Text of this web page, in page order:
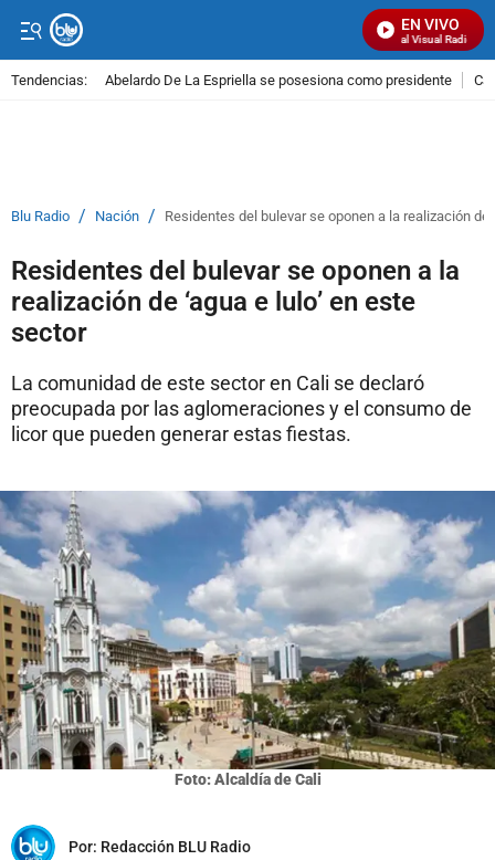
EN VIVO
Señal Visual Radio
Tendencias: Abelardo De La Espriella se posesiona como presidente
Blu Radio / Nación / Residentes del bulevar se oponen a la realización de
Residentes del bulevar se oponen a la
realización de ‘agua e lulo’ en este
sector
La comunidad de este sector en Cali se declaró
preocupada por las aglomeraciones y el consumo de
licor que pueden generar estas fiestas.
Foto: Alcaldía de Cali
Por: Redacción BLU Radio